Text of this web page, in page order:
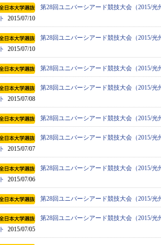
第28回ユニバーシアード競技大会（2015/
ト
2015/07/10
第28回ユニバーシアード競技大会（2015/
ト
2015/07/10
第28回ユニバーシアード競技大会（2015/
第28回ユニバーシアード競技大会（2015/
ト
2015/07/08
第28回ユニバーシアード競技大会（2015/
第28回ユニバーシアード競技大会（2015/
ト
2015/07/07
第28回ユニバーシアード競技大会（2015/
ト
2015/07/06
第28回ユニバーシアード競技大会（2015/
第28回ユニバーシアード競技大会（2015/
ト
2015/07/05